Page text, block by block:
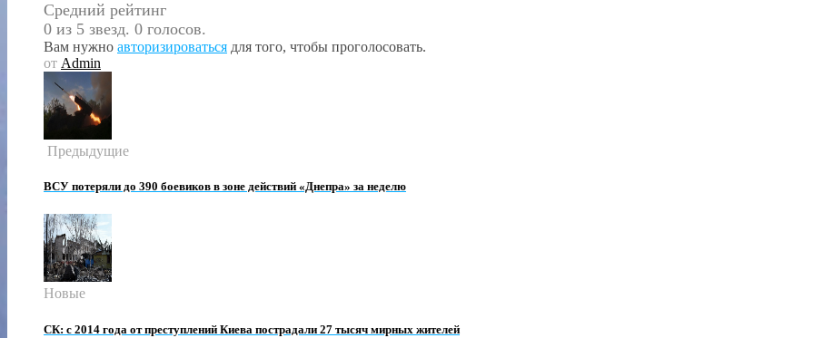
Средний рейтинг
0 из 5 звезд. 0 голосов.
Вам нужно авторизироваться для того, чтобы проголосовать.
от Admin
Предыдущие
ВСУ потеряли до 390 боевиков в зоне действий «Днепра» за неделю
Новые
СК: с 2014 года от преступлений Киева пострадали 27 тысяч мирных жителей